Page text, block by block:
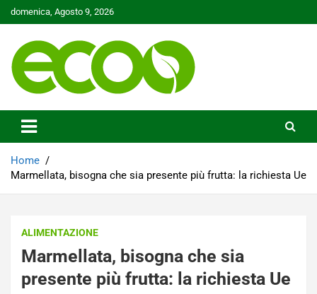
Skip
to
domenica, Agosto 9, 2026
Ecoo.it
Home
Marmellata, bisogna che sia presente più frutta: la richiesta Ue
ALIMENTAZIONE
Marmellata, bisogna che sia
presente più frutta: la richiesta Ue